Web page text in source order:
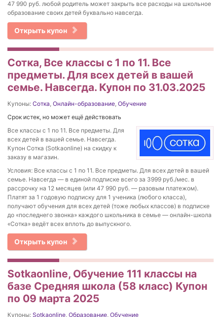
47 990 руб. любой родитель может закрыть все расходы на школьное
образование своих детей буквально навсегда.
Открыть купон
Сотка, Все классы с 1 по 11. Все
предметы. Для всех детей в вашей
семье. Навсегда. Купон по 31.03.2025
Купоны: Сотка Онлайн-образование Обучение
Срок истек, но может ещё действовать
Все классы с 1 по 11. Все предметы. Для
всех детей в вашей семье. Навсегда.
Купон Сотка (Sotkaonline) на скидку к
заказу в магазин.
Условия: Все классы с 1 по 11. Все предметы. Для всех детей в вашей
семье. Навсегда — в единой подписке всего за 3999 руб./мес. в
рассрочку на 12 месяцев (или 47 990 руб. — разовым платежом).
Платят за 1 годовую подписку для 1 ученика (любого класса),
получают обучения для всех детей (тоже любых классов) в подписке
до «последнего звонка» каждого школьника в семье — онлайн-школа
«Сотка» ведёт всех вплоть до выпускного.
Открыть купон
Sotkaonline, Обучение 111 классы на
базе Средняя школа (58 класс) Купон
по 09 марта 2025
Купоны: Sotkaonline Образование Обучение